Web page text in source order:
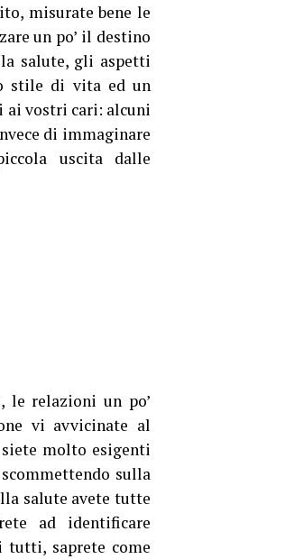
misurate bene le
un po’ il destino
salute, gli aspetti
stile di vita ed un
ai vostri cari: alcuni
di immaginare
uscita dalle
le relazioni un po’
vi avvicinate al
molto esigenti
sulla
salute avete tutte
ad identificare
tutti, saprete come